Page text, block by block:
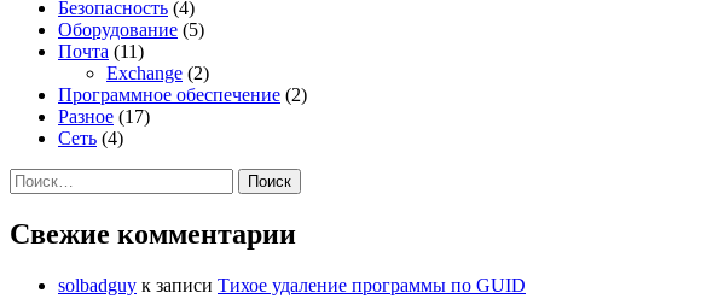
Безопасность (4)
Оборудование (5)
Почта (11)
Exchange (2)
Программное обеспечение (2)
Разное (17)
Сеть (4)
Найти:
Свежие комментарии
solbadguy к записи Тихое удаление программы по GUID